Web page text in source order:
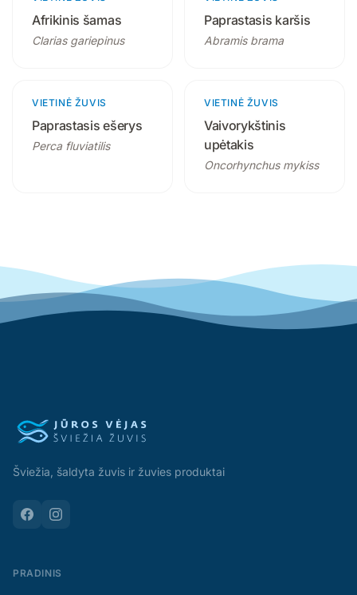
Afrikinis šamas
Clarias gariepinus
Paprastasis karšis
Abramis brama
2 produktai
VIETINĖ ŽUVIS
Paprastasis ešerys
Perca fluviatilis
3 produktai
VIETINĖ ŽUVIS
Vaivorykštinis
upėtakis
Oncorhynchus mykiss
Šviežia, šaldyta žuvis ir žuvies produktai
PRADINIS